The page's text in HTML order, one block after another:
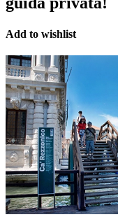
Add to wishlist